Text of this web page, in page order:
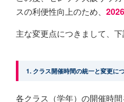
スの利便性向上のため、
主な変更点につきまして、
1. クラス開催時間の統一と変更に
各クラス（学年）の開催時